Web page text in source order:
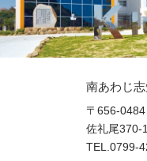
南あわじ
〒656-
佐礼尾370-1
TEL.0799-